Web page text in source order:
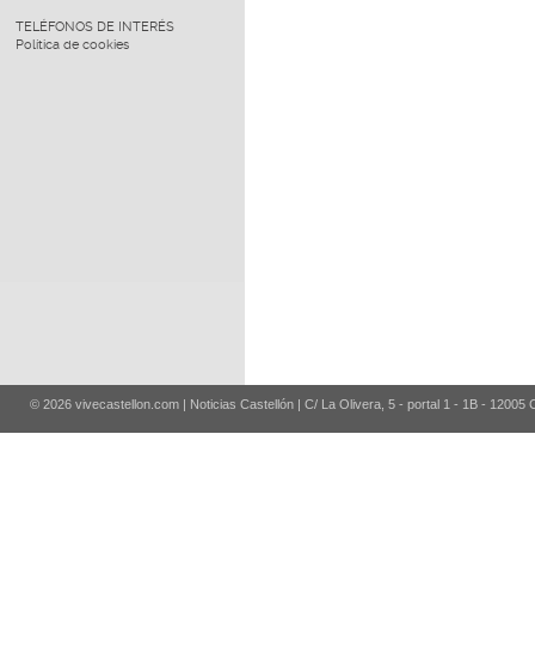
TELÉFONOS DE INTERÉS
Política de cookies
© 2026 vivecastellon.com | Noticias Castellón | C/ La Olivera, 5 - portal 1 - 1B - 12005